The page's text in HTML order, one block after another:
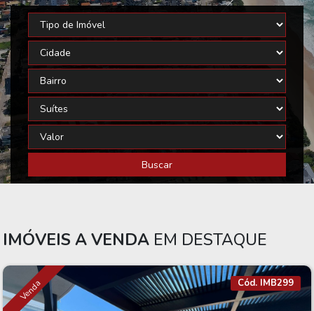
Buscar
IMÓVEIS A VENDA EM DESTAQUE
Venda Cód. IMB299